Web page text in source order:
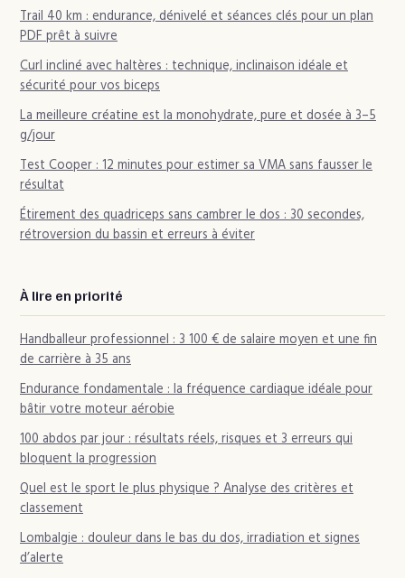
Trail 40 km : endurance, dénivelé et séances clés pour un plan
PDF prêt à suivre
Curl incliné avec haltères : technique, inclinaison idéale et
sécurité pour vos biceps
La meilleure créatine est la monohydrate, pure et dosée à 3–5
g/jour
Test Cooper : 12 minutes pour estimer sa VMA sans fausser le
résultat
Étirement des quadriceps sans cambrer le dos : 30 secondes,
rétroversion du bassin et erreurs à éviter
À lire en priorité
Handballeur professionnel : 3 100 € de salaire moyen et une fin
de carrière à 35 ans
Endurance fondamentale : la fréquence cardiaque idéale pour
bâtir votre moteur aérobie
100 abdos par jour : résultats réels, risques et 3 erreurs qui
bloquent la progression
Quel est le sport le plus physique ? Analyse des critères et
classement
Lombalgie : douleur dans le bas du dos, irradiation et signes
d’alerte